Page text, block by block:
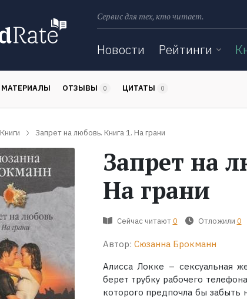
Сервис для тех, кто читает.
Новости Рейтинги
МАТЕРИАЛЫ ОТЗЫВЫ 0 ЦИТАТЫ 0
Книги Запрет на любовь. Книга 1. На грани
Запрет на
На грани
Сейчас читают 0 Отложили 0
Автор: Сюзанна Брокманн
Алисса Локке – сексуальная
берет трубку рабочего
которого предпочла бы